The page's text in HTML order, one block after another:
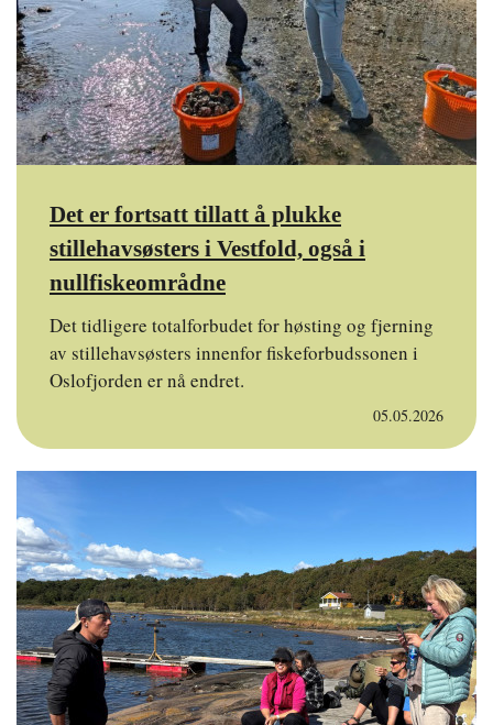
Det er fortsatt tillatt å plukke
stillehavsøsters i Vestfold, også i
nullfiskeområdne
Det tidligere totalforbudet for høsting og fjerning
av stillehavsøsters innenfor fiskeforbudssonen i
Oslofjorden er nå endret.
05.05.2026